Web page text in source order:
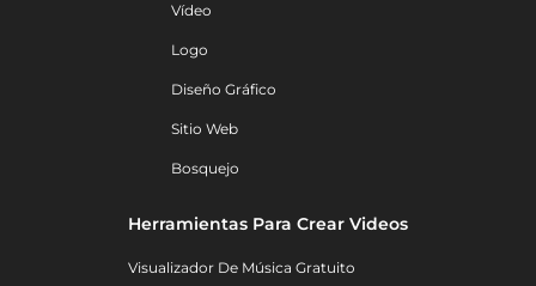
Vídeo
Logo
Diseño Gráfico
Sitio Web
Bosquejo
Herramientas Para Crear Videos
Visualizador De Música Gratuito